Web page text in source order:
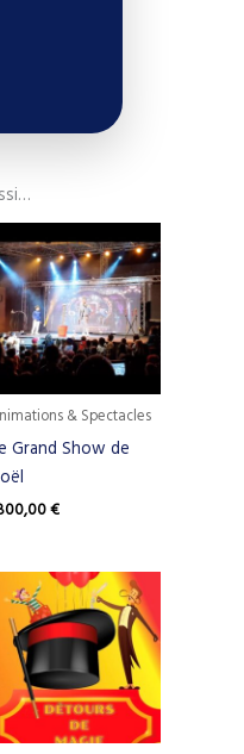
& Spectacles
Grand Show de
€